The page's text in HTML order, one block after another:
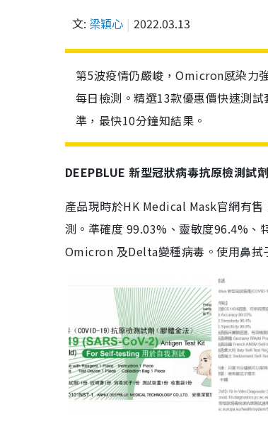
文: 梁穎心 2022.03.13
第5波疫情仍嚴峻，Omicron感染力
每日檢測。精選13款優惠價快速測
準，最快10分鐘知結果。
DEEPBLUE 新型冠狀病毒抗原檢測試劑
產品現時於HK Medical Mask官網有
測。準確度 99.03%、靈敏度96.4%、
Omicron 及Delta變種病毒。使用鼻拭